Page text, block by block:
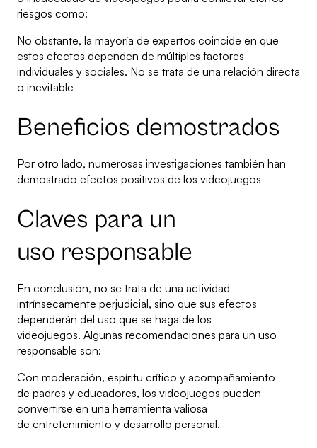
riesgos como:
No obstante, la mayoría de expertos coincide en que
estos efectos dependen de múltiples factores
individuales y sociales. No se trata de una relación directa
o inevitable
Beneficios demostrados
Por otro lado, numerosas investigaciones también han
demostrado efectos positivos de los videojuegos
Claves para un
uso responsable
En conclusión, no se trata de una actividad
intrínsecamente perjudicial, sino que sus efectos
dependerán del uso que se haga de los
videojuegos. Algunas recomendaciones para un uso
responsable son:
Con moderación, espíritu crítico y acompañamiento
de padres y educadores, los videojuegos pueden
convertirse en una herramienta valiosa
de entretenimiento y desarrollo personal.